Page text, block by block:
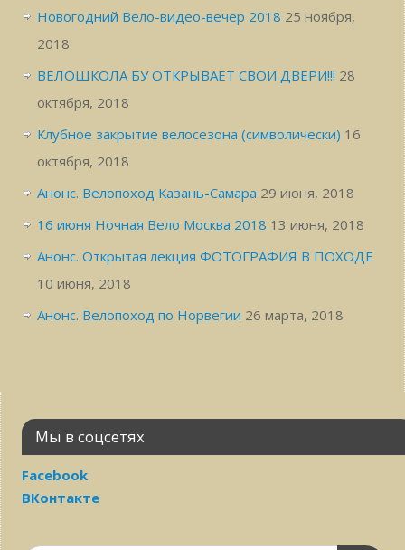
Новогодний Вело-видео-вечер 2018 25 ноября,
2018
ВЕЛОШКОЛА БУ ОТКРЫВАЕТ СВОИ ДВЕРИ!!! 28
октября, 2018
Клубное закрытие велосезона (символически) 16
октября, 2018
Анонс. Велопоход Казань-Самара 29 июня, 2018
16 июня Ночная Вело Москва 2018 13 июня, 2018
Анонс. Открытая лекция ФОТОГРАФИЯ В ПОХОДЕ
10 июня, 2018
Анонс. Велопоход по Норвегии 26 марта, 2018
Мы в соцсетях
Facebook
ВКонтакте